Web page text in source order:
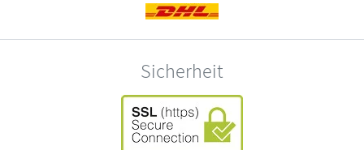
Sicherheit